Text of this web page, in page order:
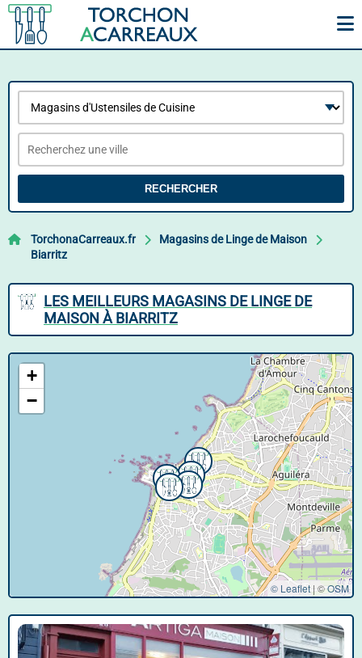
RECHERCHER
TorchonaCarreaux.fr
Magasins de Linge de Maison
Biarritz
LES MEILLEURS MAGASINS DE LINGE DE
MAISON À BIARRITZ
+
−
© Leaflet | ©OSM